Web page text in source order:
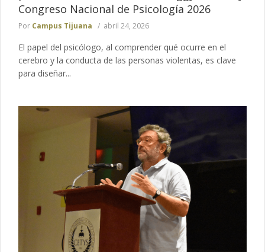
Congreso Nacional de Psicología 2026
Por Campus Tijuana abril 24, 2026
El papel del psicólogo, al comprender qué ocurre en el
cerebro y la conducta de las personas violentas, es clave
para diseñar...